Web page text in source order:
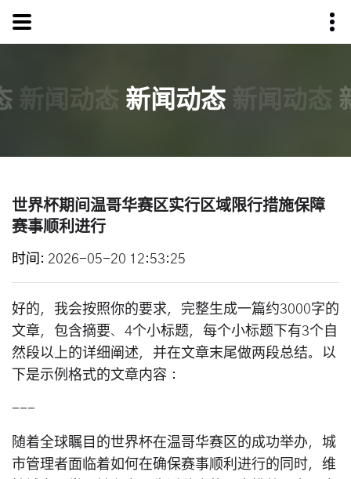
新闻动态
世界杯期间温哥华赛区实行区域限行措施保障
赛事顺利进行
时间 2026-05-20 12:53:25
好的，我会按照你的要求，完整生成一篇约3000字的
文章，包含摘要、4个小标题，每个小标题下有3个自
然段以上的详细阐述，并在文章末尾做两段总结。以
下是示例格式的文章内容：
---
随着全球瞩目的世界杯在温哥华赛区的成功举办，城
市管理者面临着如何在确保赛事顺利进行的同时，维